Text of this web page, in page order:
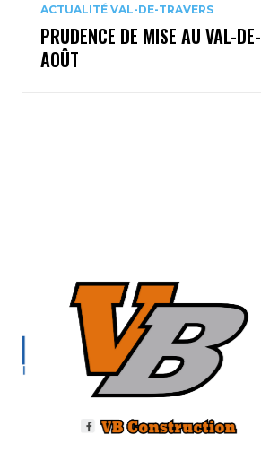
ACTUALITÉ VAL-DE-TRAVERS
PRUDENCE DE MISE AU VAL-
AOÛT